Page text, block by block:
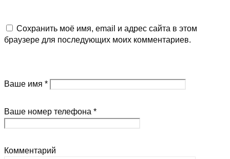
Комментарий
Ваше имя *
Сохранить моё имя, email и адрес сайта в этом
браузере для последующих моих комментариев.
Ваше номер телефона *